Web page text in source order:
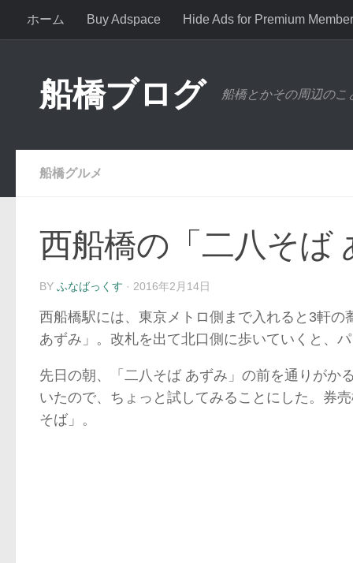
コンテンツへスキップ
ホーム Buy Adspace Hide Ads for Premium
船橋ブログ 船橋とかその周辺の
船橋グルメ
西船橋の「二八そば
BY ふなばっくす · 2016年2月14日
西船橋駅には、東京メトロ側まで入れると3軒
あずみ」。改札を出て北口側に歩いていくと、
先日の朝、「二八そば あずみ」の前を通りがか
いたので、ちょっと試してみることにした。券
そば」。